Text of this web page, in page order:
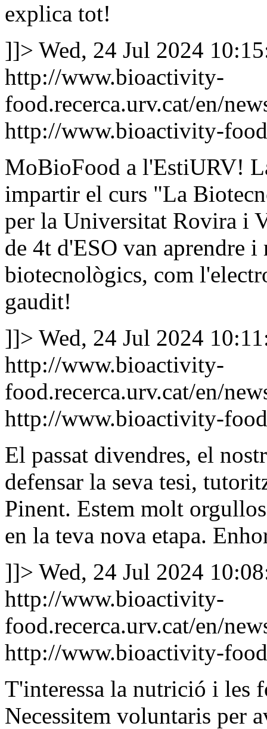
explica tot!
]]> Wed, 24 Jul 2024
http://www.bioactivity-
food.recerca.urv.cat/en/
http://www.bioactivity-
MoBioFood a l'EstiURV!
impartir el curs "La
per la Universitat Rovira i
de 4t d'ESO van aprendre
biotecnològics, com
gaudit!
]]> Wed, 24 Jul 2024
http://www.bioactivity-
food.recerca.urv.cat/en/
http://www.bioactivity-
El passat divendres, el
defensar la seva tesi,
Pinent. Estem molt
en la teva nova etapa.
]]> Wed, 24 Jul 2024
http://www.bioactivity-
food.recerca.urv.cat/en/
http://www.bioactivity-
T'interessa la nutrició i les
Necessitem voluntaris per